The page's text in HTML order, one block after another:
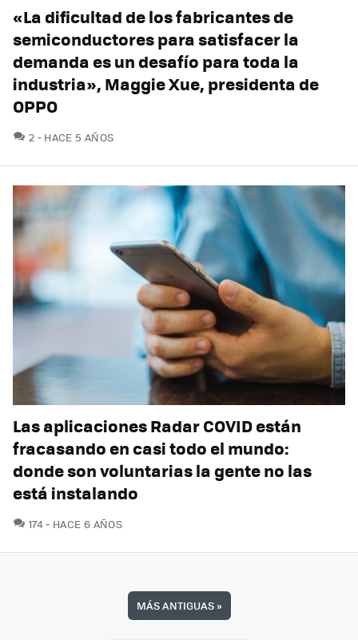
«La dificultad de los fabricantes de
semiconductores para satisfacer la
demanda es un desafío para toda la
industria», Maggie Xue, presidenta de
OPPO
2 COMENTARIOS
HACE 5 AÑOS
Las aplicaciones Radar COVID están
fracasando en casi todo el mundo:
donde son voluntarias la gente no las
está instalando
174COMENTARIOS
HACE 6 AÑOS
MÁS ANTIGUAS»